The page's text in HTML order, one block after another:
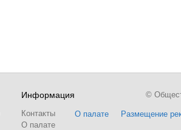
Информация
Контакты
О палате
О палате Размещение
©